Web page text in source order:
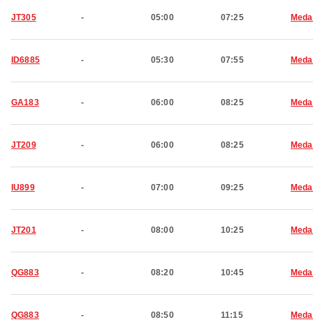
JT305 - 05:00 07:25
ID6885 - 05:30 07:55
GA183 - 06:00 08:25
JT209 - 06:00 08:25
IU899 - 07:00 09:25
JT201 - 08:00 10:25
QG883 - 08:20 10:45
QG883 - 08:50 11:15